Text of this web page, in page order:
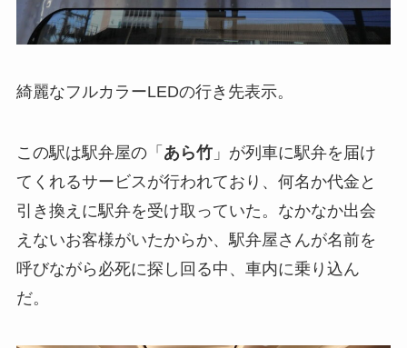
綺麗なフルカラーLEDの行き先表示。
この駅は駅弁屋の「 あら竹」が列車に駅弁を届け
てくれるサービスが行われており、何名か代金と
引き換えに駅弁を受け取っていた。なかなか出会
えないお客様がいたからか、駅弁屋さんが名前を
呼びながら必死に探し回る中、車内に乗り込ん
だ。